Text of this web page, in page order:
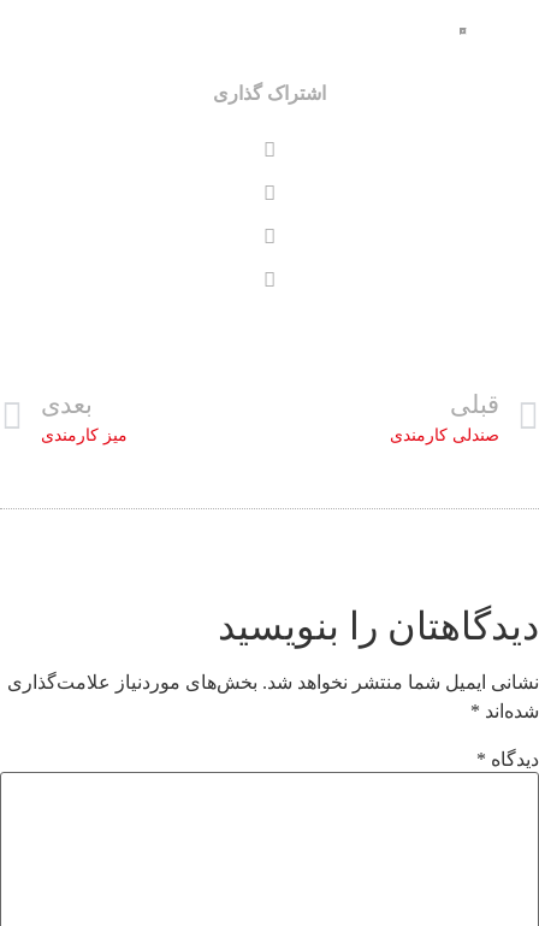
اشتراک گذاری
قبلی
صندلی کارمندی
بعدی
میز کارمندی
دیدگاهتان را بنویسید
نشانی ایمیل شما منتشر نخواهد شد. بخش‌های موردنیاز علامت‌گذاری
شده‌اند *
دیدگاه *